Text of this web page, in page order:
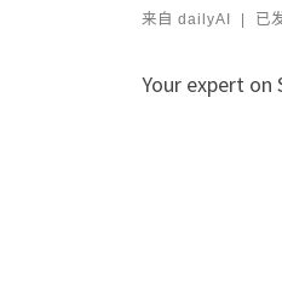
来自 dailyAI 已
Your expert on